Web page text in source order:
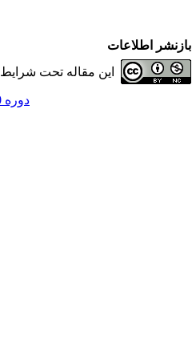
بازنشر اطلاعات
این مقاله تحت شرایط
دوره 10، شماره 35 - ( 10-1395 )